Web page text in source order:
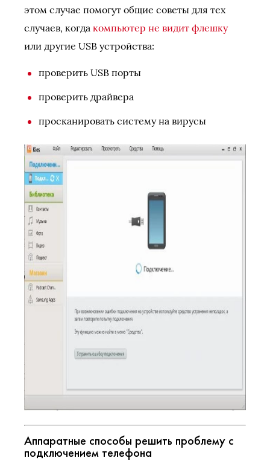
этом случае помогут общие советы для тех
случаев, когда компьютер не видит флешку
или другие USB устройства:
проверить USB порты
проверить драйвера
просканировать систему на вирусы
Аппаратные способы решить проблему с
подключением телефона